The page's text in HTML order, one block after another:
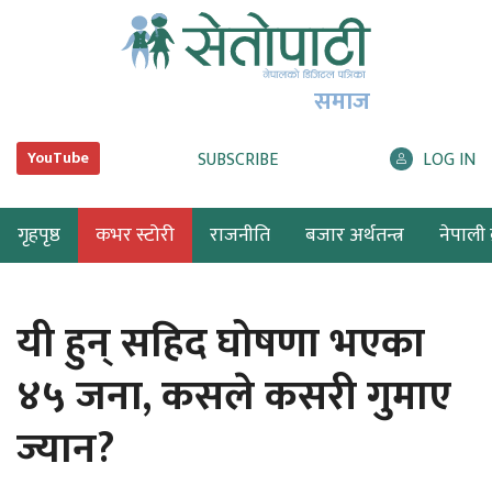
समाज
YouTube SUBSCRIBE LOG IN
गृहपृष्ठ कभर स्टोरी राजनीति बजार अर्थतन्त्र नेपाली
यी हुन् सहिद घोषणा भएका
४५ जना, कसले कसरी गुमाए
ज्यान?